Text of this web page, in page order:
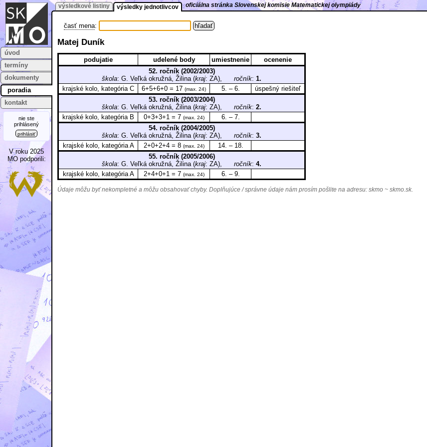
úvod
termíny
dokumenty
poradia
kontakt
nie ste
prihlásený
prihlásiť
V roku 2025
MO podporili:
výsledkové listiny výsledky jednotlivcov oficiálna stránka Slovenskej komisie Matematickej olympiády
časť mena:
Matej Duník
podujatie udelené body umiestnenie
ocenenie
52. ročník (2002/2003)
škola: G. Veľká okružná, Žilina (kraj: ZA), ročník: 1.
krajské kolo, kategória C
6+5+6+0 = 17 (max. 24) 5. – 6.
úspešný riešiteľ
53. ročník (2003/2004)
škola: G. Veľká okružná, Žilina (kraj: ZA), ročník: 2.
krajské kolo, kategória B
0+3+3+1 = 7 (max. 24)
6. – 7.
54. ročník (2004/2005)
škola: G. Veľká okružná, Žilina (kraj: ZA), ročník: 3.
krajské kolo, kategória A
2+0+2+4 = 8 (max. 24)
14. – 18.
55. ročník (2005/2006)
škola: G. Veľká okružná, Žilina (kraj: ZA), ročník: 4.
krajské kolo, kategória A
2+4+0+1 = 7 (max. 24) 6. – 9.
Údaje môžu byť nekompletné a môžu obsahovať chyby. Doplňujúce / správne údaje nám prosím pošlite na adresu: skmo ~ skmo.sk